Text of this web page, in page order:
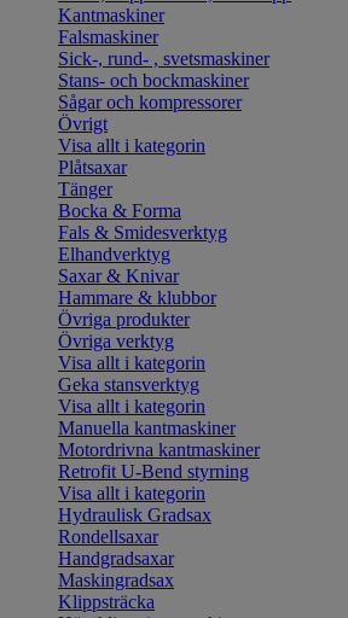
Kantmaskiner
Falsmaskiner
Sick-, rund- , svetsmaskiner
Stans- och bockmaskiner
Sågar och kompressorer
Övrigt
Visa allt i kategorin
Plåtsaxar
Tänger
Bocka & Forma
Fals & Smidesverktyg
Elhandverktyg
Saxar & Knivar
Hammare & klubbor
Övriga produkter
Övriga verktyg
Visa allt i kategorin
Geka stansverktyg
Visa allt i kategorin
Manuella kantmaskiner
Motordrivna kantmaskiner
Retrofit U-Bend styrning
Visa allt i kategorin
Hydraulisk Gradsax
Rondellsaxar
Handgradsaxar
Maskingradsax
Klippsträcka